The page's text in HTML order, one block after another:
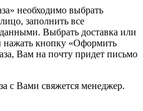
необходимо выбрать
заполнить все
Выбрать доставка или
нажать кнопку «Оформить
Вам на почту придет письмо
с Вами свяжется менеджер.